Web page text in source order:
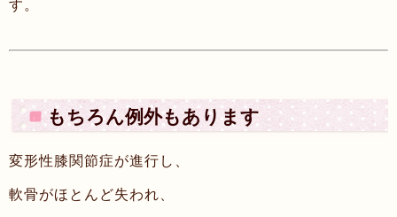
す。
もちろん例外もあります
変形性膝関節症が進行し、
軟骨がほとんど失われ、